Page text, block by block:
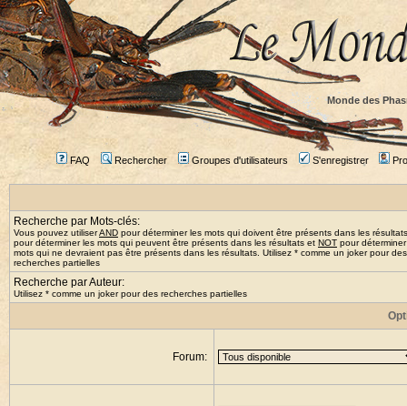
Monde des
FAQ Rechercher Groupes d'utilisateurs S'enregistrer
Recherche par Mots-clés:
Vous pouvez utiliserAND pour déterminer les mots qui doivent être présents dans les
pour déterminer les mots qui peuvent être présents dans les résultats et NOT pour
mots qui ne devraient pas être présents dans les résultats. Utilisez * comme un joker pour des
recherches partielles
Recherche par Auteur:
Utilisez * comme un joker pour des recherches partielles
Forum: